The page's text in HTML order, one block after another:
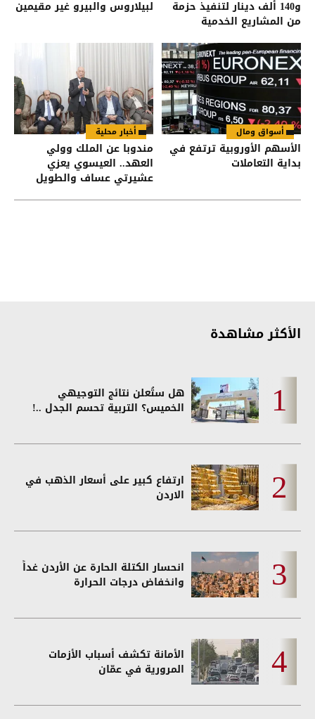
و140 ألف دينار لتنفيذ حزمة
من المشاريع الخدمية
لبيلاروس والبيرو غير مقيمين
أسواق ومال
الأسهم الأوروبية ترتفع في
بداية التعاملات
أخبار محلية
مندوبا عن الملك وولي
العهد.. العيسوي يعزي
عشيرتي عساف والطويل
الأكثر مشاهدة
هل ستُعلن نتائج التوجيهي
الخميس؟ التربية تحسم الجدل ..!
ارتفاع كبير على أسعار الذهب في
الاردن
انحسار الكتلة الحارة عن الأردن غداً
وانخفاض درجات الحرارة
الأمانة تكشف أسباب الأزمات
المرورية في عمّان